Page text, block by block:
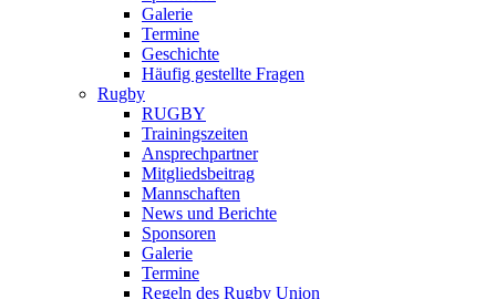
Galerie
Termine
Geschichte
Häufig gestellte Fragen
Rugby
RUGBY
Trainingszeiten
Ansprechpartner
Mitgliedsbeitrag
Mannschaften
News und Berichte
Sponsoren
Galerie
Termine
Regeln des Rugby Union